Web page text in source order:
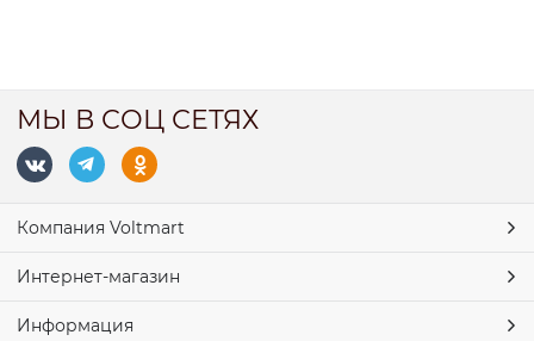
МЫ В СОЦ СЕТЯХ
Компания Voltmart
Интернет-магазин
Информация